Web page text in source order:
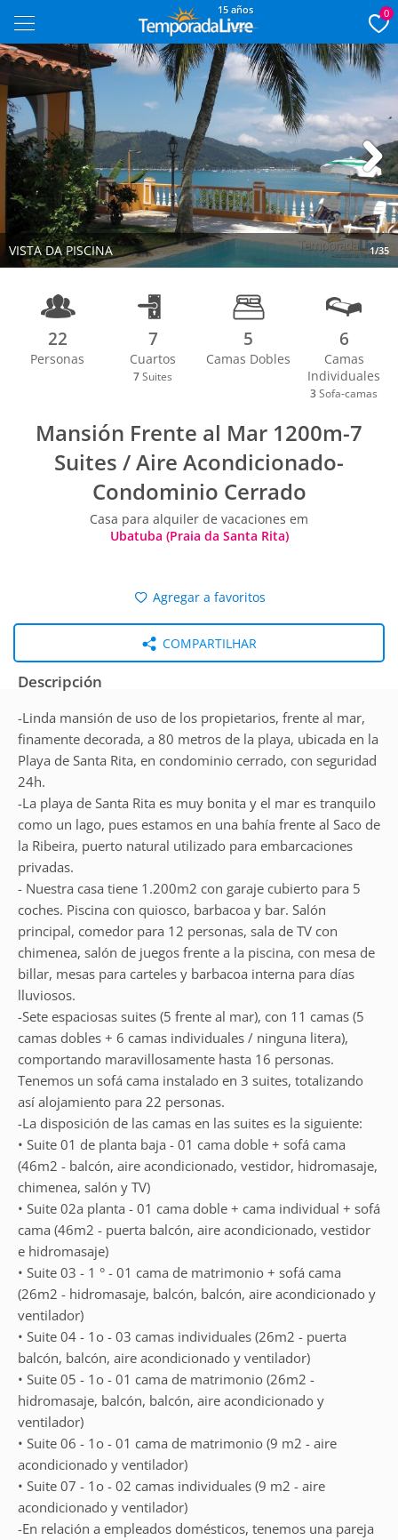
15 años 0
VISTA DA PISCINA 1/35
Next
22
Personas
7
Cuartos
7 Suites
5
Camas Dobles
6
Camas
Individuales
3 Sofa-camas
Mansión Frente al Mar 1200m-7
Suites / Aire Acondicionado-
Condominio Cerrado
Casa para alquiler de vacaciones em
Ubatuba (Praia da Santa Rita)
Agregar a favoritos
COMPARTILHAR
Descripción
-Linda mansión de uso de los propietarios, frente al mar,
finamente decorada, a 80 metros de la playa, ubicada en la
Playa de Santa Rita, en condominio cerrado, con seguridad
24h.
-La playa de Santa Rita es muy bonita y el mar es tranquilo
como un lago, pues estamos en una bahía frente al Saco de
la Ribeira, puerto natural utilizado para embarcaciones
privadas.
- Nuestra casa tiene 1.200m2 con garaje cubierto para 5
coches. Piscina con quiosco, barbacoa y bar. Salón
principal, comedor para 12 personas, sala de TV con
chimenea, salón de juegos frente a la piscina, con mesa de
billar, mesas para carteles y barbacoa interna para días
lluviosos.
-Sete espaciosas suites (5 frente al mar), con 11 camas (5
camas dobles + 6 camas individuales / ninguna litera),
comportando maravillosamente hasta 16 personas.
Tenemos un sofá cama instalado en 3 suites, totalizando
así alojamiento para 22 personas.
-La disposición de las camas en las suites es la siguiente:
• Suite 01 de planta baja - 01 cama doble + sofá cama
(46m2 - balcón, aire acondicionado, vestidor, hidromasaje,
chimenea, salón y TV)
• Suite 02a planta - 01 cama doble + cama individual + sofá
cama (46m2 - puerta balcón, aire acondicionado, vestidor
e hidromasaje)
• Suite 03 - 1 ° - 01 cama de matrimonio + sofá cama
(26m2 - hidromasaje, balcón, balcón, aire acondicionado y
ventilador)
• Suite 04 - 1o - 03 camas individuales (26m2 - puerta
balcón, balcón, aire acondicionado y ventilador)
• Suite 05 - 1o - 01 cama de matrimonio (26m2 -
hidromasaje, balcón, balcón, aire acondicionado y
ventilador)
• Suite 06 - 1o - 01 cama de matrimonio (9 m2 - aire
acondicionado y ventilador)
• Suite 07 - 1o - 02 camas individuales (9 m2 - aire
acondicionado y ventilador)
-En relación a empleados domésticos, tenemos una pareja